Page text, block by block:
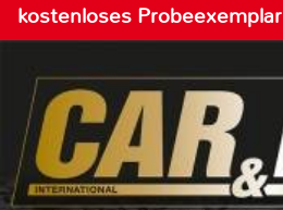
kostenloses Probeexemplar